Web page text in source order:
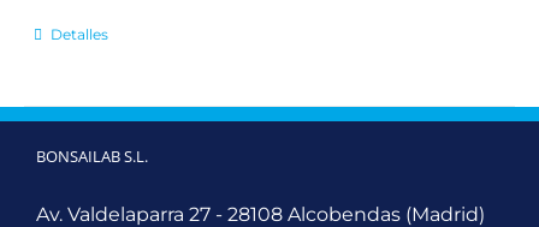
Detalles
BONSAILAB S.L.
Av. Valdelaparra 27 - 28108 Alcobendas (Madrid)